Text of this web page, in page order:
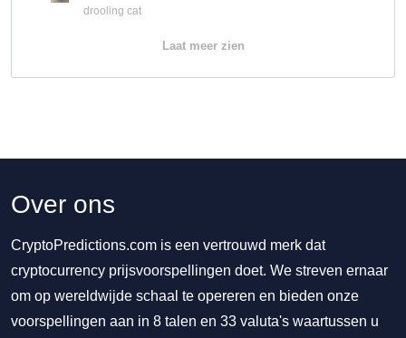
drooling cat
Laat meer zien
Over ons
CryptoPredictions.com is een vertrouwd merk dat
cryptocurrency prijsvoorspellingen doet. We streven ernaar
om op wereldwijde schaal te opereren en bieden onze
voorspellingen aan in 8 talen en 33 valuta's waartussen u